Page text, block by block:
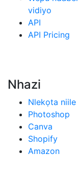
vidiyo
API
API Pricing
Nhazi
Nlekọta niile
Photoshop
Canva
Shopify
Amazon